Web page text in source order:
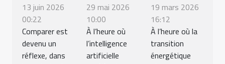
13 juin 2026
00:22
Comparer est
devenu un
réflexe, dans
29 mai 2026
10:00
À l’heure où
l’intelligence
artificielle
19 mars 2026
16:12
À l’heure où la
transition
énergétique